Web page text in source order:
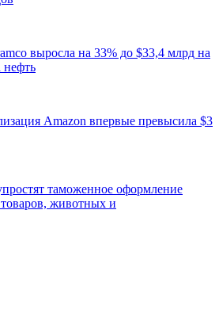
выросла на 33% до $33,4 млрд на
нефть
Amazon впервые превысила $3
таможенное оформление
животных и